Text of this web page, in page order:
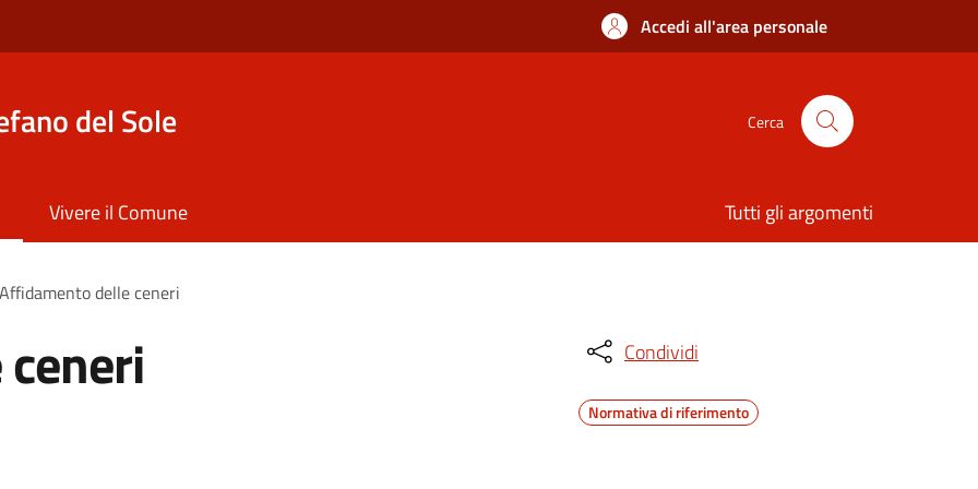
Accedi all'area personale
del Sole Cerca
Vivere il Comune Tutti gli argomenti
Affidamento delle ceneri
Condividi
Normativa di riferimento